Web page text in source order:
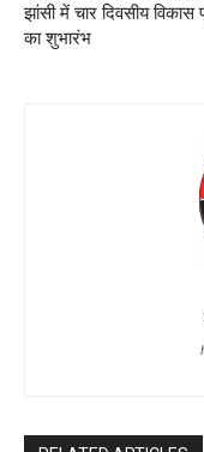
झांसी में चार दिवसीय विकास
का शुभारंभ